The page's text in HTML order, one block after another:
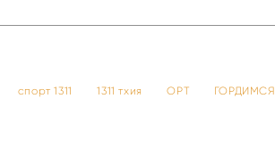
спорт 1311 1311 тхия ОРТ ГОРДИМСЯ